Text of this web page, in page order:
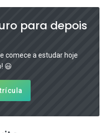
para depois
comece a estudar hoje
😃